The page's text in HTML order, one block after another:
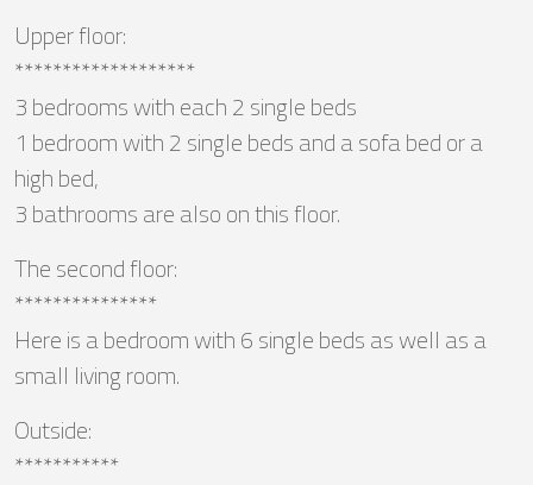
Upper floor:
*******************
3 bedrooms with each 2 single beds
1 bedroom with 2 single beds and a sofa bed or a
high bed,
3 bathrooms are also on this floor.
The second floor:
***************
Here is a bedroom with 6 single beds as well as a
small living room.
Outside:
***********